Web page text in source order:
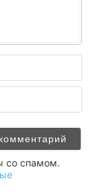
со спамом.